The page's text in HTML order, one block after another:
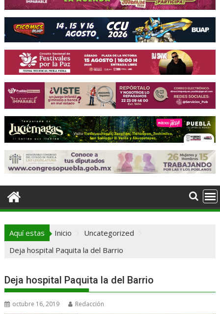
Aquí estas Inicio
Uncategorized
Deja hospital Paquita la del Barrio
Deja hospital Paquita la del Barrio
octubre 16, 2019 Redacción